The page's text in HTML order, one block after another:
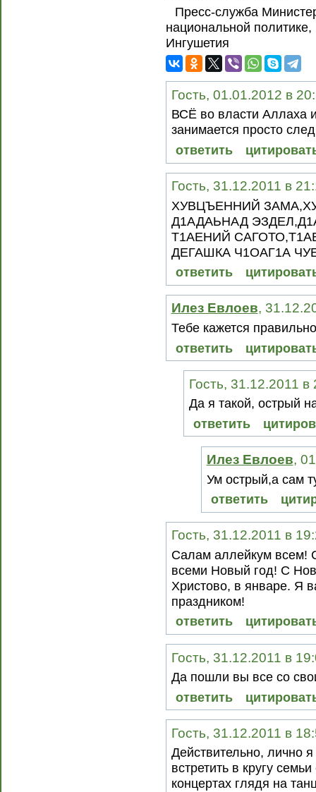
Пресс-служба
национальной
Ингушетия
Гость, 01.01.2012 в
ВСЁ во власти Аллаха
занимается просто
ответить
Гость, 31.12.2011 в
ХУВЦЪЕННИЙ
Д1АДАЬНАД
Т1АЕНИЙ
ДЕГАШКА Ч1ОАГ1А
ответить
Илез Евлоев,
Тебе кажется
ответить
Гость, 31.12.2011
Да я такой, острый
ответить
Илез Евлоев,
Ум острый,а сам
ответить
Гость, 31.12.2011 в
Салам аллейкум всем!
всеми Новый год! С
Христово, в январе. Я
праздником!
ответить
Гость, 31.12.2011 в
Да пошли вы все со
ответить
Гость, 31.12.2011 в
Действительно, лично
встретить в кругу
концертах глядя на